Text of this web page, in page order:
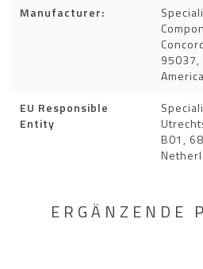
Manufacturer:
America
EU Responsible
Entity
B01,
ERGÄNZENDE